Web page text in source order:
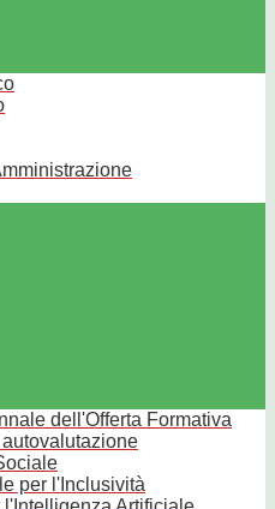
dell'Offerta Formativa
per l'Inclusività